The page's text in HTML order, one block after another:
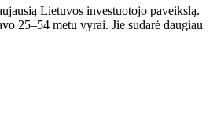
Lietuvos investuotojo paveikslą.
25–54 metų vyrai. Jie sudarė daugiau